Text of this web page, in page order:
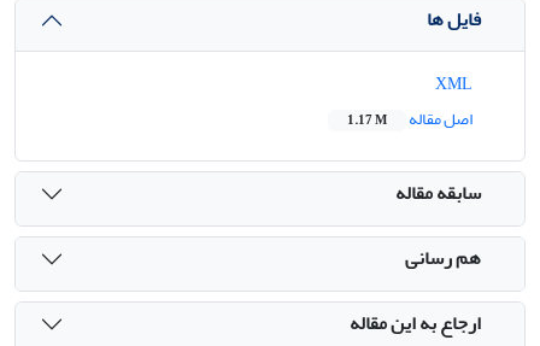
فایل ها
اصل مقاله
1.17 M
سابقه مقاله
هم رسانی
ارجاع به این مقاله